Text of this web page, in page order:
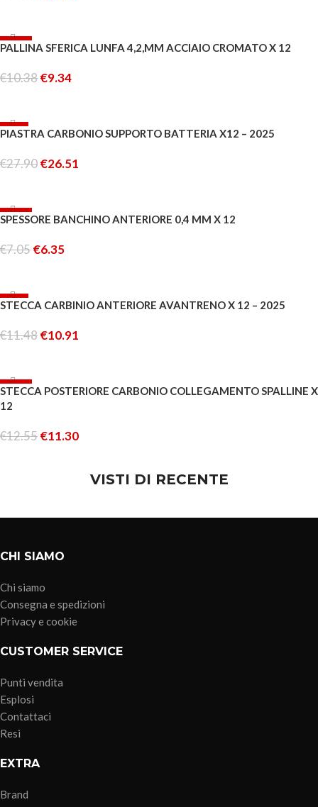
-10%
PALLINA SFERICA LUNFA 4,2,MM ACCIAIO CROMATO X 12
€10.38€9.34
-5%
PIASTRA CARBONIO SUPPORTO BATTERIA X12 – 2025
€27.90€26.51
-10%
SPESSORE BANCHINO ANTERIORE 0,4 MM X 12
€7.05€6.35
-5%
STECCA CARBINIO ANTERIORE AVANTRENO X 12 – 2025
€11.48€10.91
-10%
STECCA POSTERIORE CARBONIO COLLEGAMENTO SPALLINE X
12
€12.55€11.30
VISTI DI RECENTE
CHI SIAMO
Chi siamo
Consegna e spedizioni
Privacy e cookie
CUSTOMER SERVICE
Punti vendita
Esplosi
Contattaci
Resi
EXTRA
Brand